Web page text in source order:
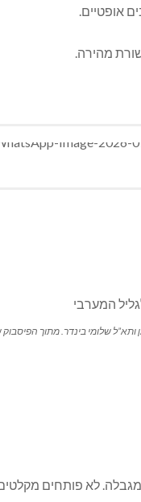
אופטיים.
מהירה.